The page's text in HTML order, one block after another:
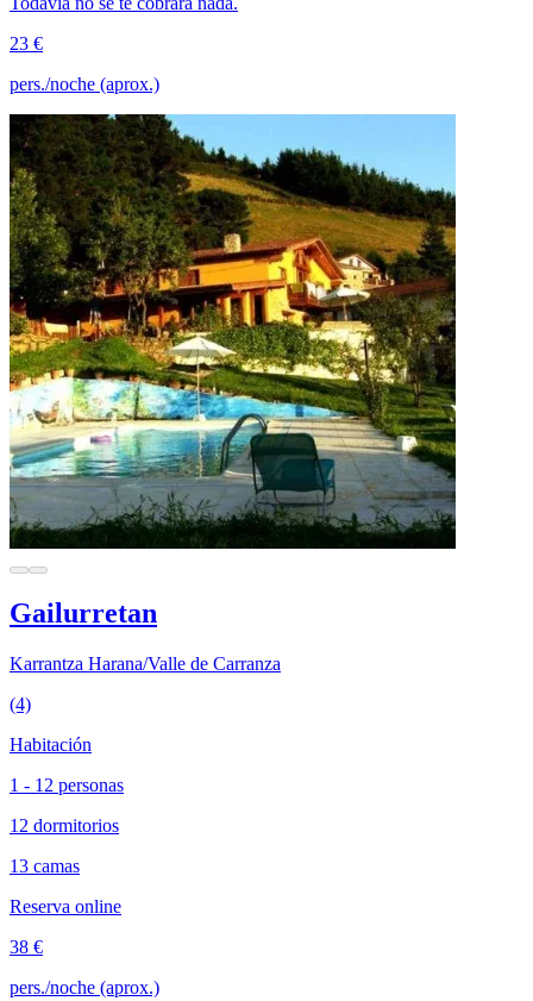
23 €
pers./noche (aprox.)
Gailurretan
Karrantza Harana/Valle de Carranza
(4)
Habitación
1 - 12 personas
12 dormitorios
13 camas
Reserva online
38 €
pers./noche (aprox.)